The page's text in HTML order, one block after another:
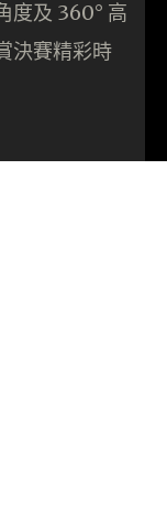
度及 360° 高
決賽精彩時